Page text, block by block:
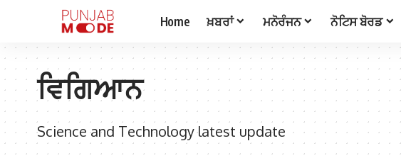
Home ਖ਼ਬਰਾਂ ਮਨੋਰੰਜਨ ਨੋਟਿਸ ਬੋਰਡ
ਵਿਗਿਆਨ
Science and Technology latest update